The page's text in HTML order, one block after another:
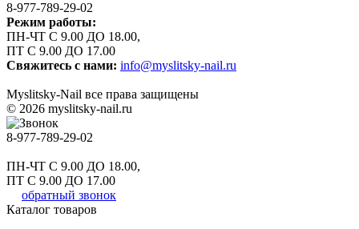
8-977-789-29-02
Режим работы:
ПН-ЧТ С 9.00 ДО 18.00,
ПТ С 9.00 ДО 17.00
Свяжитесь с нами: info@myslitsky-nail.ru
Myslitsky-Nail все права защищены
© 2026 myslitsky-nail.ru
8-977-789-29-02
ПН-ЧТ С 9.00 ДО 18.00,
ПТ С 9.00 ДО 17.00
обратный звонок
Каталог товаров